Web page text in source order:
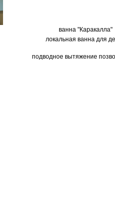
ванна "Каракалла"
локальная ванна для
подводное вытяжение